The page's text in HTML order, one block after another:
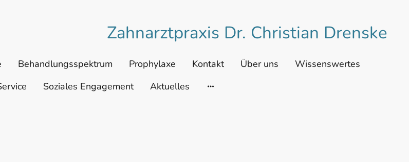
Zahnarztpraxis Dr. Christian Drenske
Behandlungsspektrum Prophylaxe Kontakt Über uns
Wissenswertes
Soziales Engagement Aktuelles